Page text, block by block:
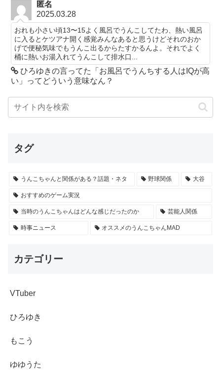
匿名
2025.03.28
おれも小さい頃13〜15よく風呂でうんこしてたわ、熱い風呂
に入るとケツアナ開く感覚みんなあると思うけどそれのおか
げで便秘気味でもうんこ出るからたすかるんよ。それでよく
桶に熱いお湯入れてうんこして排水口...
ひろゆきの言ってた「お風呂でうんちする人はIQが高
い」ってどういう意味なん？
タグ
うんこちゃんと関係がある？話題・ネタ 野球関係 大谷
おすすめのゲーム実況
当時のうんこちゃんはどんな感じだったのか 芸能人関係
時事ニュース オススメのうんこちゃんMAD
カテゴリー
VTuber
ひろゆき
もこう
ゆゆうた